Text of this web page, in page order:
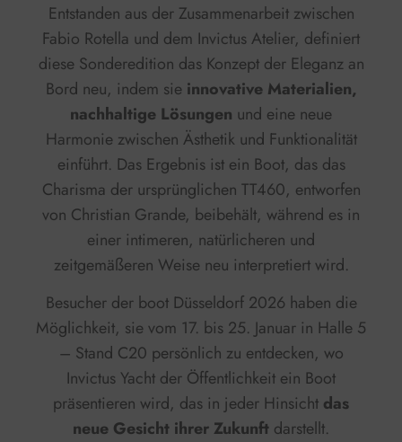
Entstanden aus der Zusammenarbeit zwischen
Fabio Rotella und dem Invictus Atelier, definiert
diese Sonderedition das Konzept der Eleganz an
Bord neu, indem sie innovative Materialien,
nachhaltige Lösungen und eine neue
Harmonie zwischen Ästhetik und Funktionalität
einführt. Das Ergebnis ist ein Boot, das das
Charisma der ursprünglichen TT460, entworfen
von Christian Grande, beibehält, während es in
einer intimeren, natürlicheren und
zeitgemäßeren Weise neu interpretiert wird.
Besucher der boot Düsseldorf 2026 haben die
Möglichkeit, sie vom 17. bis 25. Januar in Halle 5
– Stand C20 persönlich zu entdecken, wo
Invictus Yacht der Öffentlichkeit ein Boot
präsentieren wird, das in jeder Hinsicht das
neue Gesicht ihrer Zukunft darstellt.